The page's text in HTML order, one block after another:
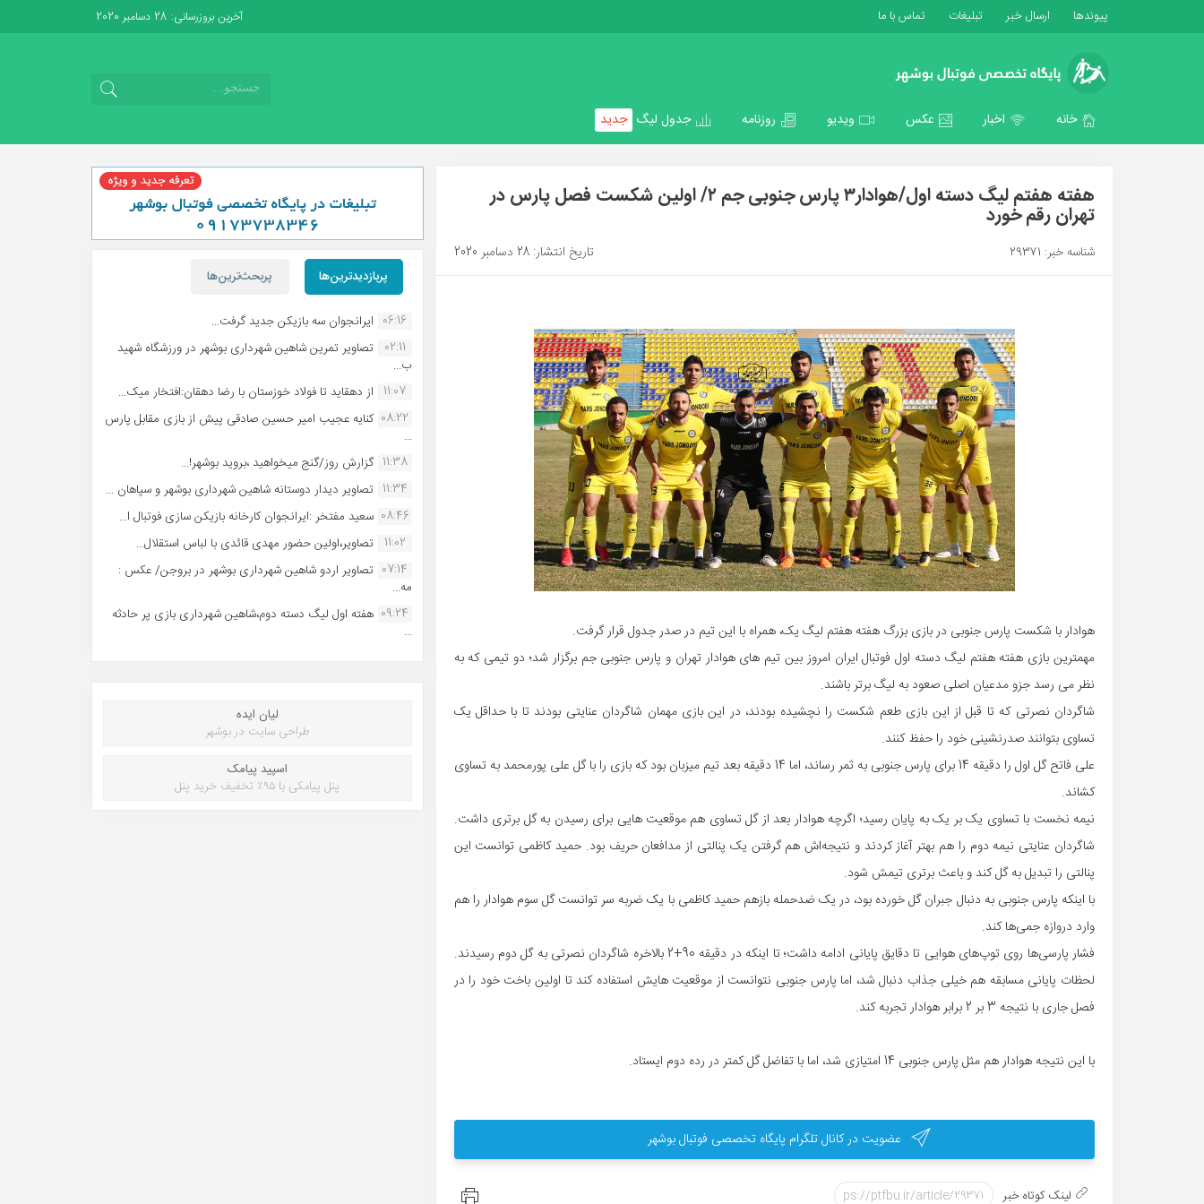
پیوندها ارسال خبر تبلیغات تماس با ما آخرین بروزرسانی: 28 دسامبر 2020
خانه اخبار عکس ویدیو روزنامه جدول لیگ جدید
هفته هفتم لیگ دسته اول/هوادار۳ پارس جنوبی جم ۲/ اولین شکست فصل پارس در
تهران رقم خورد
شناسه خبر: 29371 تاریخ انتشار: 28 دسامبر 2020
هوادار با شکست پارس جنوبی در بازی بزرگ هفته هفتم لیگ یک، همراه با این تیم در صدر جدول قرار گرفت.
مهمترین بازی هفته هفتم لیگ دسته اول فوتبال ایران امروز بین تیم های هوادار تهران و پارس جنوبی جم برگزار شد؛ دو تیمی که به
نظر می رسد جزو مدعیان اصلی صعود به لیگ برتر باشند.
شاگردان نصرتی که تا قبل از این بازی طعم شکست را نچشیده بودند، در این بازی مهمان شاگردان عنایتی بودند تا با حداقل یک
تساوی بتوانند صدرنشینی خود را حفظ کنند.
علی فاتح گل اول را دقیقه 14 برای پارس جنوبی به ثمر رساند، اما 14 دقیقه بعد تیم میزبان بود که بازی را با گل علی پورمحمد به تساوی
کشاند.
نیمه نخست با تساوی یک بر یک به پایان رسید؛ اگرچه هوادار بعد از گل تساوی هم موقعیت هایی برای رسیدن به گل برتری داشت.
شاگردان عنایتی نیمه دوم را هم بهتر آغاز کردند و نتیجه‌اش هم گرفتن یک پنالتی از مدافعان حریف بود. حمید کاظمی توانست این
پنالتی را تبدیل به گل کند و باعث برتری تیمش شود.
با اینکه پارس جنوبی به دنبال جبران گل خورده بود، در یک ضدحمله بازهم حمید کاظمی با یک ضربه سر توانست گل سوم هوادار را هم
وارد دروازه جمی‌ها کند.
فشار پارسی‌ها روی توپ‌های هوایی تا دقایق پایانی ادامه داشت؛ تا اینکه در دقیقه 90+2 بالاخره شاگردان نصرتی به گل دوم رسیدند.
لحظات پایانی مسابقه هم خیلی جذاب دنبال شد، اما پارس جنوبی نتوانست از موقعیت هایش استفاده کند تا اولین باخت خود را در
فصل جاری با نتیجه 3 بر 2 برابر هوادار تجربه کند.
با این نتیجه هوادار هم مثل پارس جنوبی 14 امتیازی شد، اما با تفاضل گل کمتر در رده دوم ایستاد.
عضویت در کانال تلگرام پایگاه تخصصی فوتبال بوشهر
لینک کوتاه خبر
پربازدیدترین‌ها پربحث‌ترین‌ها
06:16 ایرانجوان سه بازیکن جدید گرفت...
02:11
تصاویر تمرین شاهین شهردارى بوشهر در ورزشگاه شهید
ب...
11:07 از دهقاید تا فولاد خوزستان با رضا دهقان:افتخار میک...
08:22 کنایه عجیب امیر حسین صادقی پیش از بازی مقابل پارس
...
11:38 گزارش روز/گنج میخواهید ،بروید بوشهر!...
11:34 تصاویر دیدار دوستانه شاهین شهردارى بوشهر و سپاهان ...
08:46 سعید مفتخر :ایرانجوان کارخانه بازیکن سازی فوتبال ا...
11:02
تصاویر،اولین حضور مهدی قائدی با لباس استقلال...
07:14 تصاویر اردو شاهین شهرداری بوشهر در بروجن/ عکس :
مه...
09:24 هفته اول لیگ دسته دوم،شاهین شهرداری بازی پر حادثه
...
لیان ایده
طراحی سایت در بوشهر
اسپید پیامک
پنل پیامکی با ۹۵٪ تخفیف خرید پنل